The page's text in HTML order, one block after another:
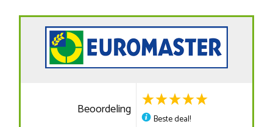
Beoordeling
Beste deal!